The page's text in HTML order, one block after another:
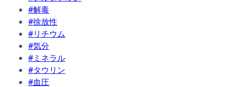
#解毒
#徐放性
#リチウム
#気分
#ミネラル
#タウリン
#血圧